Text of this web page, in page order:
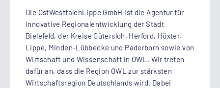
Die OstWestfalenLippe GmbH ist die Agentur für
innovative Regionalentwicklung der Stadt
Bielefeld, der Kreise Gütersloh, Herford, Höxter,
Lippe, Minden-Lübbecke und Paderborn sowie von
Wirtschaft und Wissenschaft in OWL. Wir treten
dafür an, dass die Region OWL zur stärksten
Wirtschaftsregion Deutschlands wird. Dabei